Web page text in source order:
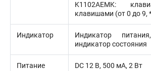
K1102AEMK:
клавишами (от 0 до 9,
Индикатор
Индикатор
индикатор состояния
Питание DC 12 В, 500 мА, 2 Вт